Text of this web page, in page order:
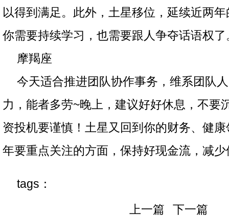
以得到满足。此外，土星移位，延续近两
你需要持续学习，也需要跟人争夺话语权了
摩羯座
今天适合推进团队协作事务，维系团队
力，能者多劳~晚上，建议好好休息，不要
资投机要谨慎！土星又回到你的财务、健
年要重点关注的方面，保持好现金流，减
tags：
上一篇
下一篇